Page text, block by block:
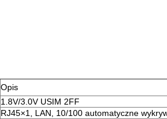
Opis
1.8V/3.0V USIM 2FF
RJ45×1, LAN, 10/100 automatyczne